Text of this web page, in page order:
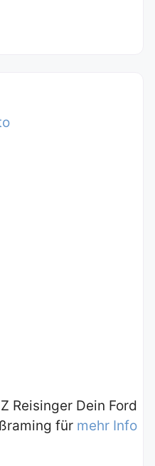
Reisinger Dein Ford
für mehr Info